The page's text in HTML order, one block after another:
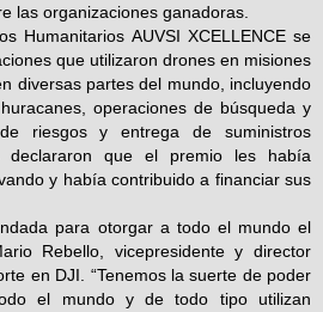
las organizaciones ganadoras.
Humanitarios AUVSI XCELLENCE se
que utilizaron drones en misiones
diversas partes del mundo, incluyendo
operaciones de búsqueda y
riesgos y entrega de suministros
declararon que el premio les había
y había contribuido a financiar sus
para otorgar a todo el mundo el
Rebello, vicepresidente y director
en DJI. “Tenemos la suerte de poder
el mundo y de todo tipo utilizan